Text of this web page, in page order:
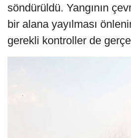
söndürüldü. Yangının
bir alana yayılması
gerekli kontroller de